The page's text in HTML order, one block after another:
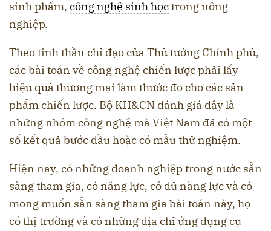
sinh phẩm, công nghệ sinh họctrong nông
nghiệp.
Theo tinh thần chỉ đạo của Thủ tướng Chính phủ,
các bài toán về công nghệ chiến lược phải lấy
hiệu quả thương mại làm thước đo cho các sản
phẩm chiến lược. Bộ KH&CN đánh giá đây là
những nhóm công nghệ mà Việt Nam đã có một
số kết quả bước đầu hoặc có mẫu thử nghiệm.
Hiện nay, có những doanh nghiệp trong nước sẵn
sàng tham gia, có năng lực, có đủ năng lực và có
mong muốn sẵn sàng tham gia bài toán này, họ
có thị trường và có những địa chỉ ứng dụng cụ